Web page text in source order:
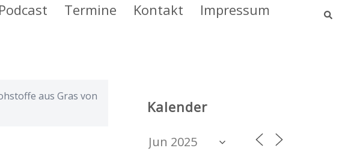
Podcast Termine Kontakt Impressum
aus Gras von
Kalender